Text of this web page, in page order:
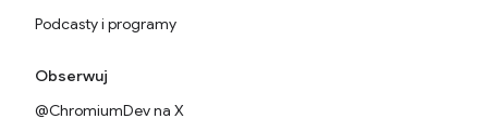
Podcasty i programy
Obserwuj
@ChromiumDev na X